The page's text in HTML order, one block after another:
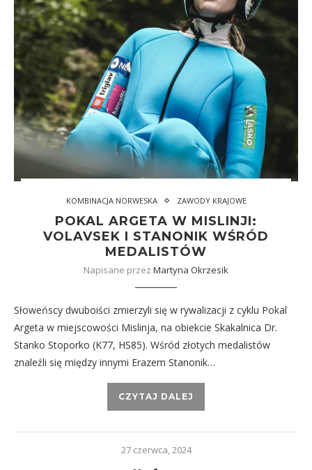
KOMBINACJA NORWESKA ZAWODY KRAJOWE
POKAL ARGETA W MISLINJI:
VOLAVSEK I STANONIK WŚRÓD
MEDALISTÓW
Napisane przez Martyna Okrzesik
Słoweńscy dwuboiści zmierzyli się w rywalizacji z cyklu Pokal
Argeta w miejscowości Mislinja, na obiekcie Skakalnica Dr.
Stanko Stoporko (K77, HS85). Wśród złotych medalistów
znaleźli się między innymi Erazem Stanonik…
CZYTAJ DALEJ
27 czerwca, 2024